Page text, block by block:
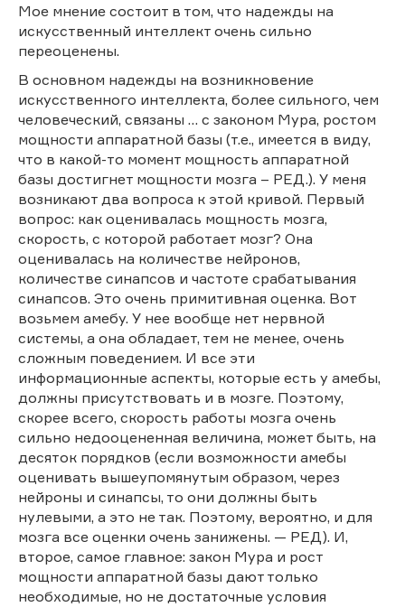
Мое мнение состоит в том, что надежды на
искусственный интеллект очень сильно
переоценены.
В основном надежды на возникновение
искусственного интеллекта, более сильного, чем
человеческий, связаны … с законом Мура, ростом
мощности аппаратной базы (т.е., имеется в виду,
что в какой-то момент мощность аппаратной
базы достигнет мощности мозга – РЕД.). У меня
возникают два вопроса к этой кривой. Первый
вопрос: как оценивалась мощность мозга,
скорость, с которой работает мозг? Она
оценивалась на количестве нейронов,
количестве синапсов и частоте срабатывания
синапсов. Это очень примитивная оценка. Вот
возьмем амебу. У нее вообще нет нервной
системы, а она обладает, тем не менее, очень
сложным поведением. И все эти
информационные аспекты, которые есть у амебы,
должны присутствовать и в мозге. Поэтому,
скорее всего, скорость работы мозга очень
сильно недооцененная величина, может быть, на
десяток порядков (если возможности амебы
оценивать вышеупомянутым образом, через
нейроны и синапсы, то они должны быть
нулевыми, а это не так. Поэтому, вероятно, и для
мозга все оценки очень занижены. — РЕД). И,
второе, самое главное: закон Мура и рост
мощности аппаратной базы дают только
необходимые, но не достаточные условия